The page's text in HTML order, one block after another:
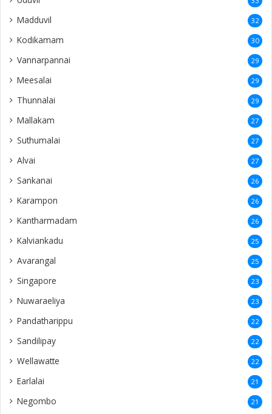
Madduvil 32
Kodikamam 30
Vannarpannai 29
Meesalai 29
Thunnalai 29
Mallakam 27
Suthumalai 27
Alvai 27
Sankanai 26
Karampon 26
Kantharmadam 26
Kalviankadu 25
Avarangal 25
Singapore 23
Nuwaraeliya 23
Pandatharippu 22
Sandilipay 22
Wellawatte 22
Earlalai 21
Negombo 21